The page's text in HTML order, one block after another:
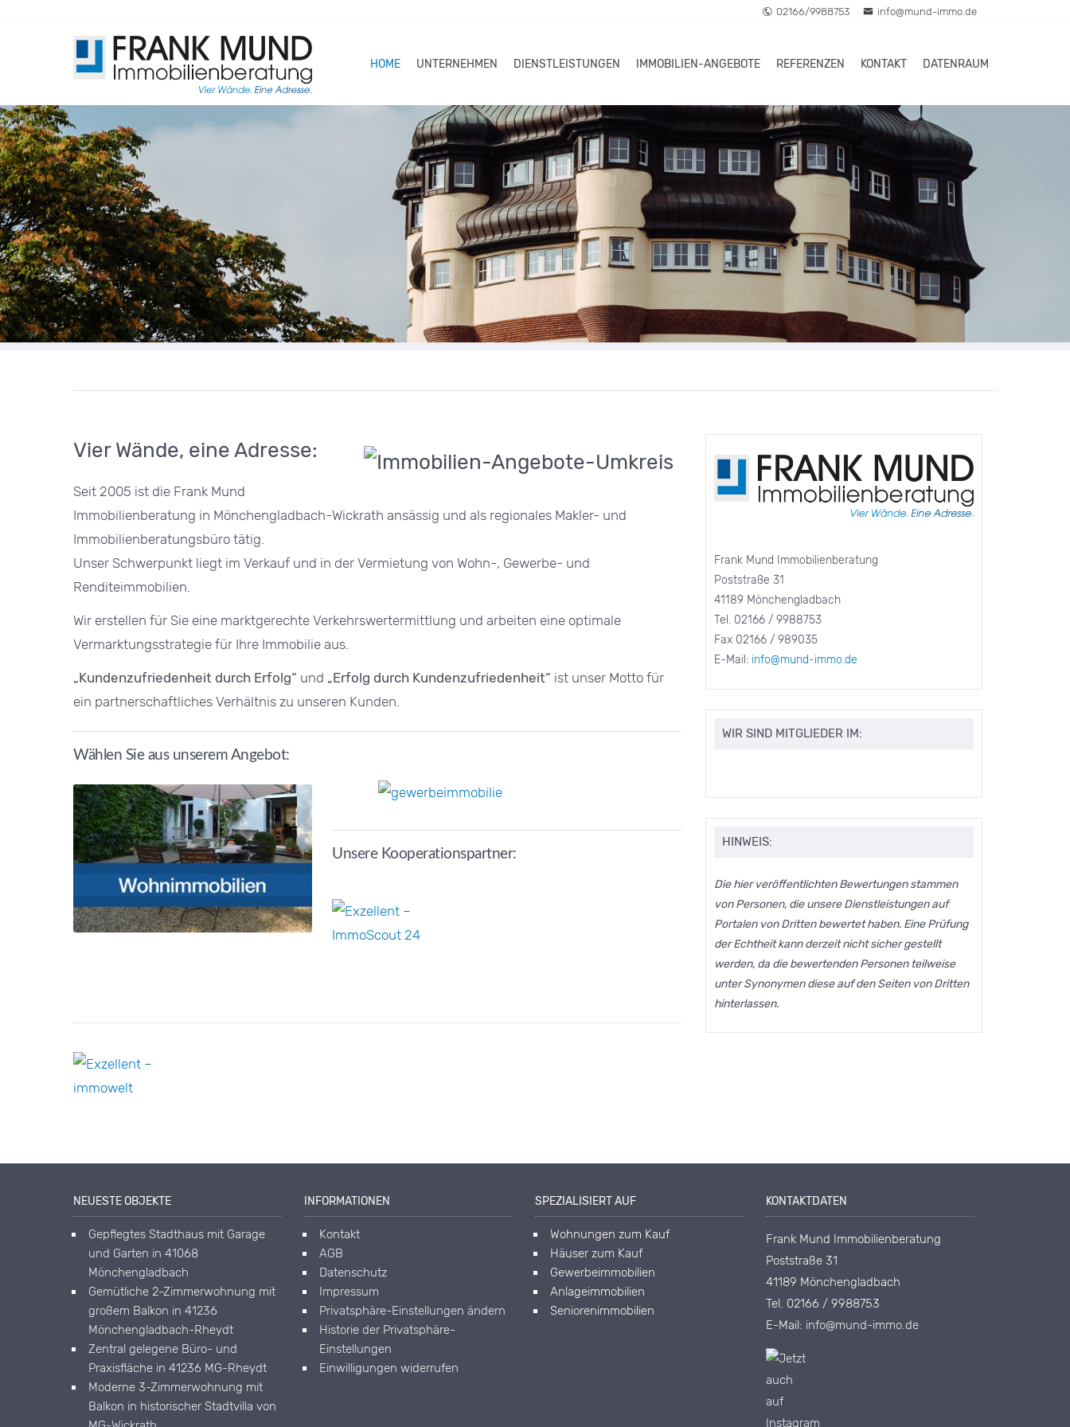
02166/9988753 info@mund-immo.de
HOME UNTERNEHMEN DIENSTLEISTUNGEN IMMOBILIEN-ANGEBOTE REFERENZEN KONTAKT DATENRAUM
Vier Wände, eine Adresse:
Seit 2005 ist die Frank Mund
Immobilienberatung in Mönchengladbach-Wickrath ansässig und als regionales Makler- und
Immobilienberatungsbüro tätig.
Unser Schwerpunkt liegt im Verkauf und in der Vermietung von Wohn-, Gewerbe- und
Renditeimmobilien.
Wir erstellen für Sie eine marktgerechte Verkehrswertermittlung und arbeiten eine optimale
Vermarktungsstrategie für Ihre Immobilie aus.
„Kundenzufriedenheit durch Erfolg“ und „Erfolg durch Kundenzufriedenheit“ ist unser Motto für
ein partnerschaftliches Verhältnis zu unseren Kunden.
Wählen Sie aus unserem Angebot:
Unsere Kooperationspartner:
Frank Mund Immobilienberatung
Poststraße 31
41189 Mönchengladbach
Tel. 02166 / 9988753
Fax 02166 / 989035
E-Mail:info@mund-immo.de
WIR SIND MITGLIEDER IM:
HINWEIS:
Die hier veröffentlichten Bewertungen stammen
von Personen, die unsere Dienstleistungen auf
Portalen von Dritten bewertet haben. Eine Prüfung
der Echtheit kann derzeit nicht sicher gestellt
werden, da die bewertenden Personen teilweise
unter Synonymen diese auf den Seiten von Dritten
hinterlassen.
NEUESTE OBJEKTE
Gepflegtes Stadthaus mit Garage
und Garten in 41068
Mönchengladbach
Gemütliche 2-Zimmerwohnung mit
großem Balkon in 41236
Mönchengladbach-Rheydt
Zentral gelegene Büro- und
Praxisfläche in 41236 MG-Rheydt
Moderne 3-Zimmerwohnung mit
Balkon in historischer Stadtvilla von
INFORMATIONEN
Kontakt
AGB
Datenschutz
Impressum
Privatsphäre-Einstellungen ändern
Historie der Privatsphäre-
Einstellungen
Einwilligungen widerrufen
SPEZIALISIERT AUF
Wohnungen zum Kauf
Häuser zum Kauf
Gewerbeimmobilien
Anlageimmobilien
Seniorenimmobilien
KONTAKTDATEN
Frank Mund Immobilienberatung
Poststraße 31
41189 Mönchengladbach
Tel. 02166 / 9988753
E-Mail: info@mund-immo.de